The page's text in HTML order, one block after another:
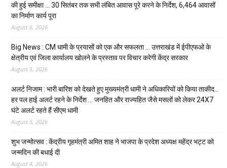
की हुई समीक्षा … 30 सितंबर तक सभी लंबित आवास पूरे करने के निर्देश, 6,464 आवासों
का निर्माण कार्य पूरा
August 6, 2026
Big News : CM धामी के प्रयासों को एक और सफलता … उत्तराखंड में ईपीएफओ के
क्षेत्रीय एवं जिला कार्यालय खोलने के प्रस्ताव पर विचार करेगी केंद्र सरकार
August 5, 2026
अलर्ट निजाम : भारी बारिश को देखते हुए मुख्यमंत्री धामी ने अधिकारियों को किया ताकीद…
हर पल हाई अलर्ट रहने के निर्देश … जनहित और राज्यहित जैसे मसलों को लेकर 24X7
घंटे अलर्ट रहते हैं सीएम धामी
August 5, 2026
शुभ जन्मोत्सव : केंद्रीय गृहमंत्री अमित शाह ने भाजपा के प्रदेश अध्यक्ष महेंद्र भट्ट को
जन्मदिन की बधाई दी
August 4, 2026